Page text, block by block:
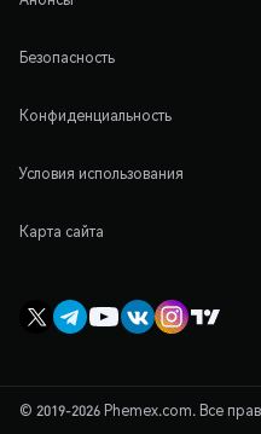
Безопасность
Конфиденциальность
Условия использования
Карта сайта
© 2019-2026 Phemex.com. Все